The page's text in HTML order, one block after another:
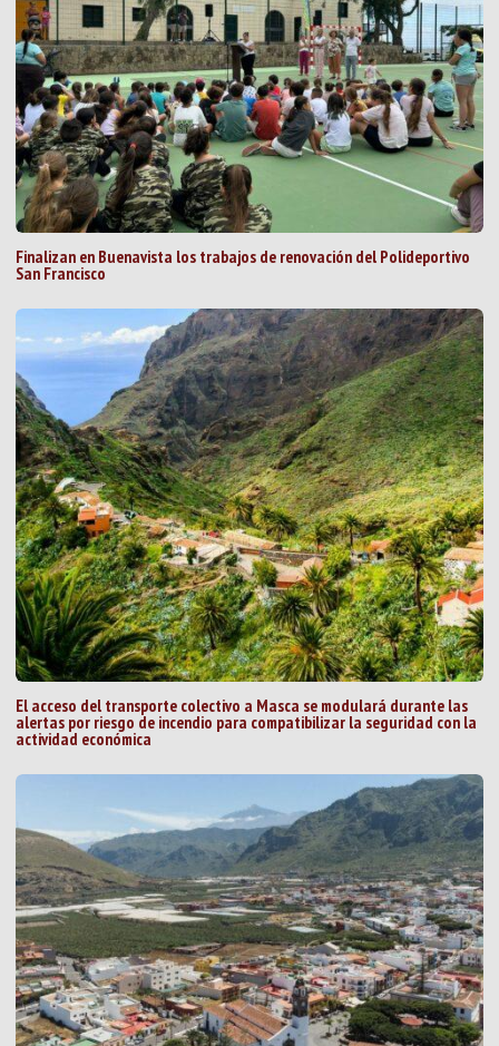
Finalizan en Buenavista los trabajos de renovación del Polideportivo
San Francisco
El acceso del transporte colectivo a Masca se modulará durante las
alertas por riesgo de incendio para compatibilizar la seguridad con la
actividad económica